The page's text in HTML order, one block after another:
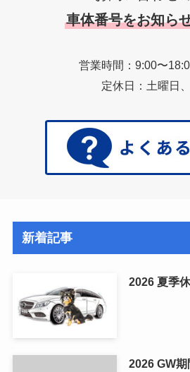
車体番号をお知ら
営業時間：9:00〜
定休日：土曜日
新着記事
2026 夏季
2026 GW